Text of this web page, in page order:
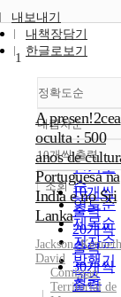
내보내기
내책장담기
한글로보기
정확도순
정확도
순
인기도
순
연도순
제목순
저자순
발행기
관순
내림차순
내림차
10개씩 출력
10개씩
출력
20개씩
출력
30개씩
출력
조회
1
A presen!2cea
oculta : 500
anos de
Portuguesa na
India e no Sri
Lanka
Jackson,Kenneth
David
Comissao
Territorial de